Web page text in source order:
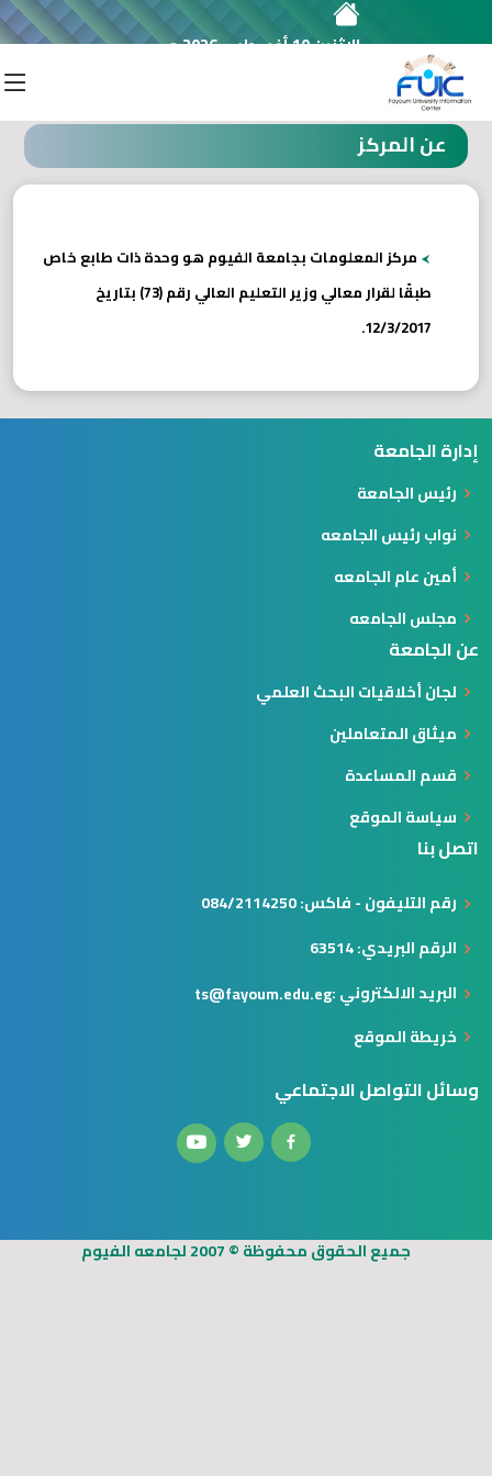
الإثنين 10 أغسطس 2026 م
عن المركز
مركز المعلومات بجامعة الفيوم هو وحدة ذات طابع خاص
طبقًا لقرار معالي وزير التعليم العالي رقم (73) بتاريخ
12/3/2017.
إدارة الجامعة
رئيس الجامعة
نواب رئيس الجامعه
أمين عام الجامعه
مجلس الجامعه
عن الجامعة
لجان أخلاقيات البحث العلمي
ميثاق المتعاملين
قسم المساعدة
سياسة الموقع
اتصل بنا
رقم التليفون - فاكس: 084/2114250
الرقم البريدي: 63514
البريد الالكتروني :ts@fayoum.edu.eg
خريطة الموقع
وسائل التواصل الاجتماعي
جميع الحقوق محفوظة © 2007 لجامعه الفيوم